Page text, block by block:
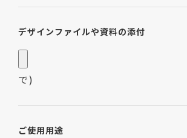
デザインファイルや資料の添付
で)
ご使用用途